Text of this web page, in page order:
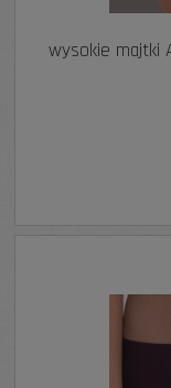
wysokie majtki